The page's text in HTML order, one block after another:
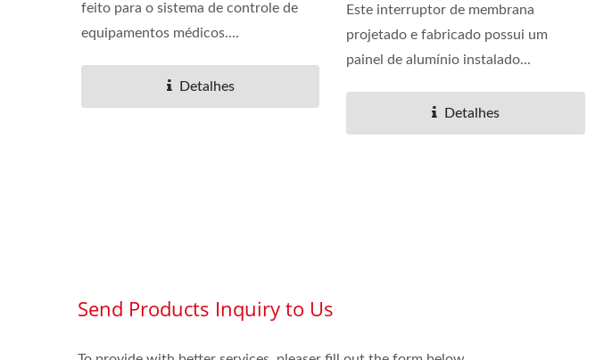
feito para o sistema de controle de
equipamentos médicos....
Detalhes
Este interruptor de membrana
projetado e fabricado possui um
painel de alumínio instalado...
Detalhes